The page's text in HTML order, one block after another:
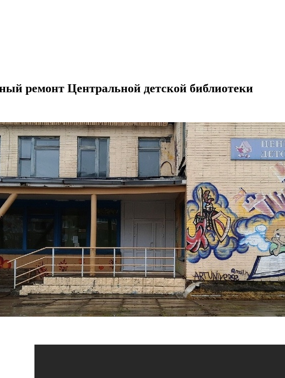
ремонт Центральной детской библиотеки